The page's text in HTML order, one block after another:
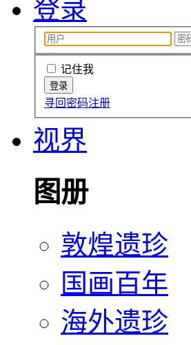
登录
记住我
寻回密码注册
视界
图册
敦煌遗珍
国画百年
海外遗珍